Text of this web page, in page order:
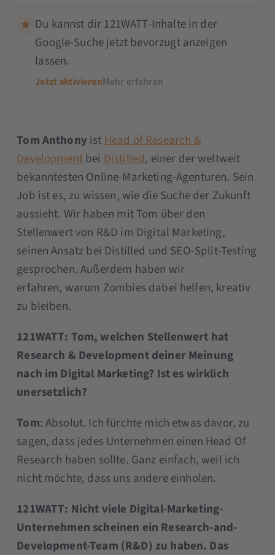
Du kannst dir 121WATT-Inhalte in der
Google-Suche jetzt bevorzugt anzeigen
lassen.
Jetzt aktivierenMehr erfahren
Tom Anthony istHead of Research &
Developmentbei Distilled, einer der weltweit
bekanntesten Online-Marketing-Agenturen. Sein
Job ist es, zu wissen, wie die Suche der Zukunft
aussieht. Wir haben mit Tom über den
Stellenwert von R&D im Digital Marketing,
seinen Ansatz bei Distilled und SEO-Split-Testing
gesprochen. Außerdem haben wir
erfahren, warum Zombies dabei helfen, kreativ
zu bleiben.
121WATT: Tom, welchen Stellenwert hat
Research & Development deiner Meinung
nach im Digital Marketing? Ist es wirklich
unersetzlich?
Tom: Absolut. Ich fürchte mich etwas davor, zu
sagen, dass jedes Unternehmen einen Head Of
Research haben sollte. Ganz einfach, weil ich
nicht möchte, dass uns andere einholen.
121WATT: Nicht viele Digital-Marketing-
Unternehmen scheinen ein Research-and-
Development-Team (R&D) zu haben. Das